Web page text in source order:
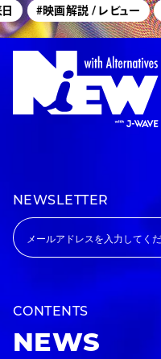
#映画解説 / レビュー
NEWSLETTER
CONTENTS
NEWS